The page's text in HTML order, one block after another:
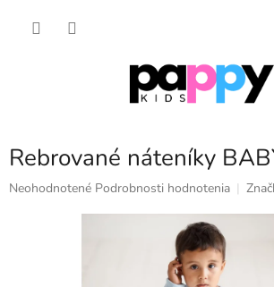
Rebrované náteníky
Priemerné
Neohodnotené Podrobnosti hodnotenia